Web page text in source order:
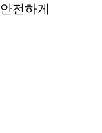
전하게